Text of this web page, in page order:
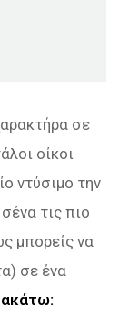
σε
οίκοι
ντύσιμο την
τις πιο
μπορείς να
σε ένα